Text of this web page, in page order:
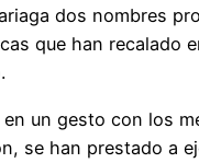
dos nombres
que han recalado
un gesto con los
se han prestado a